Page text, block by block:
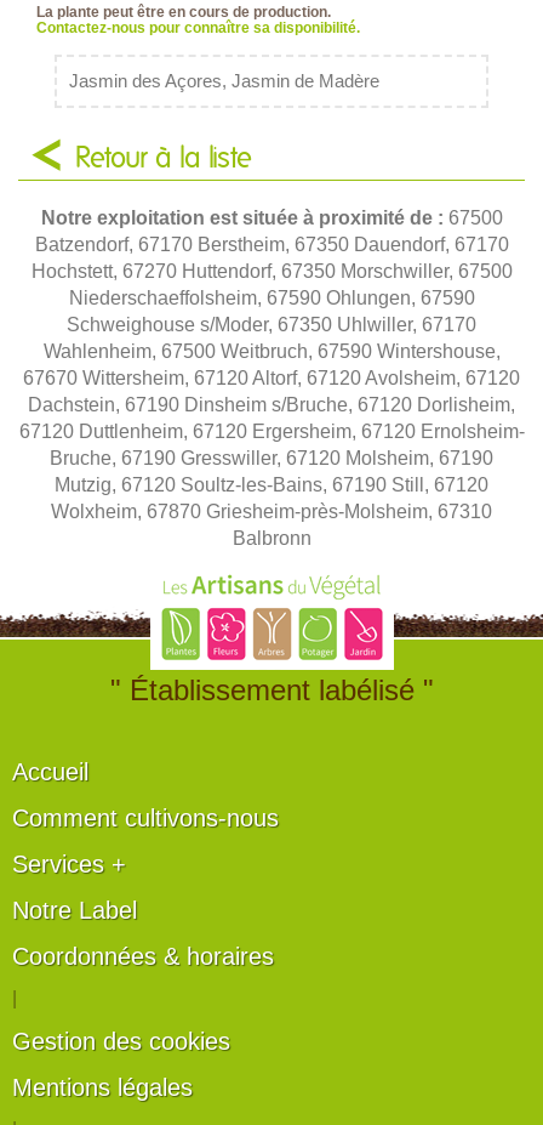
La plante peut être en cours de production.
Contactez-nous pour connaître sa disponibilité.
Jasmin des Açores, Jasmin de Madère
Retour à la liste
Notre exploitation est située à proximité de : 67500
Batzendorf, 67170 Berstheim, 67350 Dauendorf, 67170
Hochstett, 67270 Huttendorf, 67350 Morschwiller, 67500
Niederschaeffolsheim, 67590 Ohlungen, 67590
Schweighouse s/Moder, 67350 Uhlwiller, 67170
Wahlenheim, 67500 Weitbruch, 67590 Wintershouse,
67670 Wittersheim, 67120 Altorf, 67120 Avolsheim, 67120
Dachstein, 67190 Dinsheim s/Bruche, 67120 Dorlisheim,
67120 Duttlenheim, 67120 Ergersheim, 67120 Ernolsheim-
Bruche, 67190 Gresswiller, 67120 Molsheim, 67190
Mutzig, 67120 Soultz-les-Bains, 67190 Still, 67120
Wolxheim, 67870 Griesheim-près-Molsheim, 67310
Balbronn
" Établissement labélisé "
Accueil
Comment cultivons-nous
Services +
Notre Label
Coordonnées & horaires
Gestion des cookies
Mentions légales